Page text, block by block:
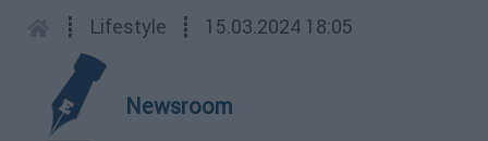
┋ Lifestyle ┋ 15.03.2024 18:05
Newsroom